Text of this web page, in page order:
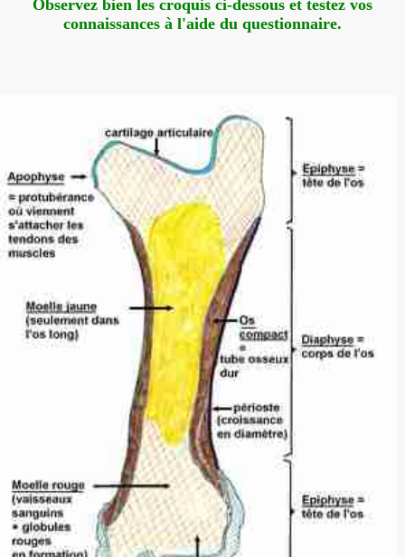
Observez bien les croquis ci-dessous et testez vos
connaissances à l'aide du questionnaire.